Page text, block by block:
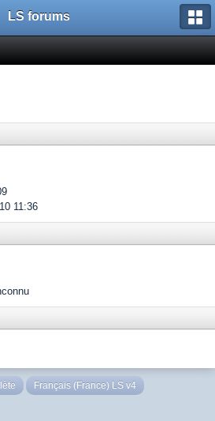
LS forums
11:36
Français (France) LS v4